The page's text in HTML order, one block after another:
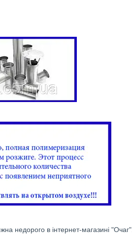
недорого в інтернет-магазині "Очаг".